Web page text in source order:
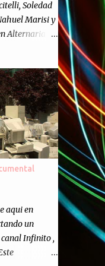
Soledad
Marisi y
Alternaria :
en
las noticias
desde
de vista
festejarlo, se
juntos; y
a toda la
Por
video en
que
estudio,
y hacer
aqui en
un
Infinito ,